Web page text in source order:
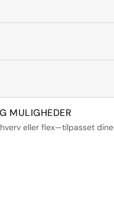
MULIGHEDER
eller flex—tilpasset dine